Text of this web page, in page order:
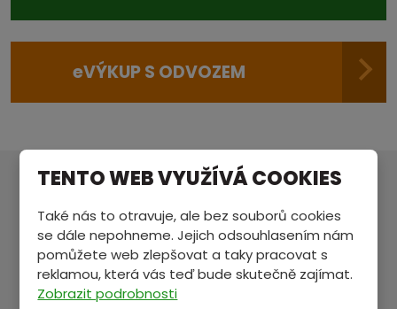
eVÝKUP S ODVOZEM
MÁTE NĚCO NA SRDCI?
Pošlete nám zprávu a my se vám ozveme.
Jméno a příjmení *
TENTO WEB VYUŽÍVÁ COOKIES
Také nás to otravuje, ale bez souborů cookies
se dále nepohneme. Jejich odsouhlasením nám
pomůžete web zlepšovat a taky pracovat s
reklamou, která vás teď bude skutečně zajímat.
Zobrazit podrobnosti